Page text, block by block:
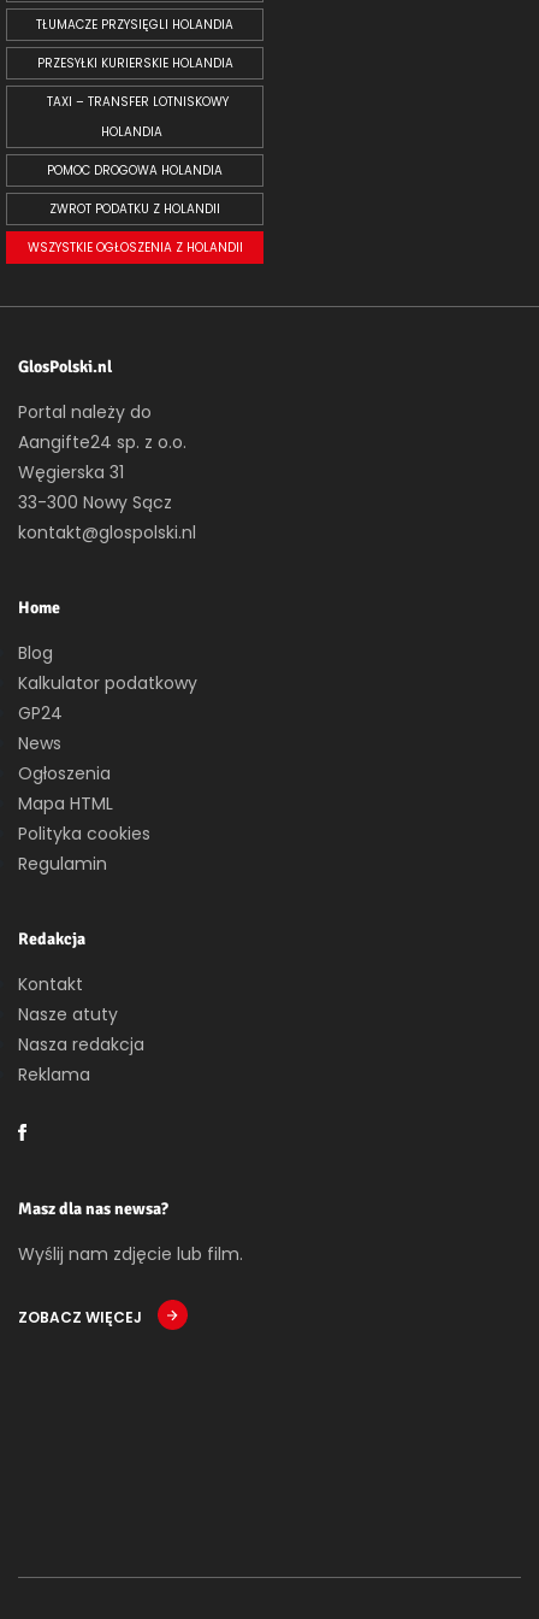
TŁUMACZE PRZYSIĘGLI HOLANDIA
PRZESYŁKI KURIERSKIE HOLANDIA
TAXI – TRANSFER LOTNISKOWY
HOLANDIA
POMOC DROGOWA HOLANDIA
ZWROT PODATKU Z HOLANDII
WSZYSTKIE OGŁOSZENIA Z HOLANDII
GlosPolski.nl
Portal należy do
Aangifte24 sp. z o.o.
Węgierska 31
33-300 Nowy Sącz
kontakt@glospolski.nl
Home
Blog
Kalkulator podatkowy
GP24
News
Ogłoszenia
Mapa HTML
Polityka cookies
Regulamin
Redakcja
Kontakt
Nasze atuty
Nasza redakcja
Reklama
Masz dla nas newsa?
Wyślij nam zdjęcie lub film.
ZOBACZ WIĘCEJ